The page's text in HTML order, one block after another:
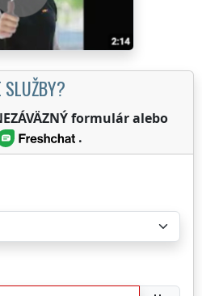
SLUŽBY?
formulár alebo
.